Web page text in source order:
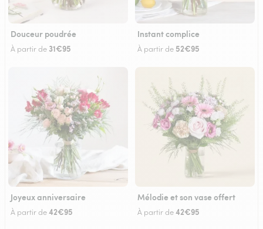
Douceur poudrée
À partir de 31€95
Instant complice
À partir de 52€95
Joyeux anniversaire
À partir de42€95
Mélodie et son vase offert
À partir de42€95